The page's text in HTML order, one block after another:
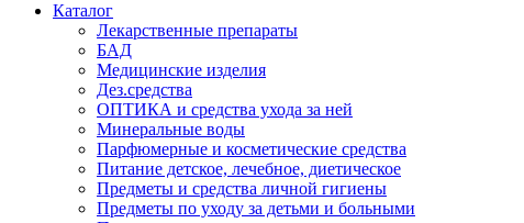
Каталог
Лекарственные препараты
БАД
Медицинские изделия
Дез.средства
ОПТИКА и средства ухода за ней
Минеральные воды
Парфюмерные и косметические средства
Питание детское, лечебное, диетическое
Предметы и средства личной гигиены
Предметы по уходу за детьми и больными